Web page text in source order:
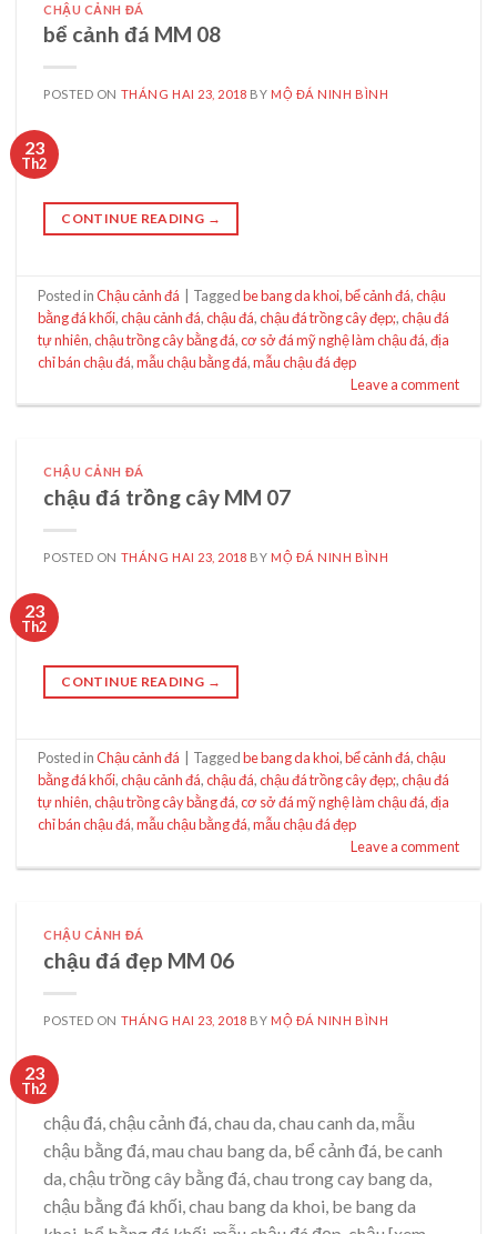
CHẬU CẢNH ĐÁ
bể cảnh đá MM 08
POSTED ON THÁNG HAI 23, 2018 BY MỘ ĐÁ NINH BÌNH
23
Th2
CONTINUE READING →
Posted inChậu cảnh đá Taggedbe bang da khoi,bể cảnh đá,chậu
bằng đá khối,chậu cảnh đá,chậu đá,chậu đá trồng cây đẹp;,chậu đá
tự nhiên,chậu trồng cây bằng đá,cơ sở đá mỹ nghệ làm chậu đá,địa
chỉ bán chậu đá,mẫu chậu bằng đá,mẫu chậu đá đẹp
Leave a comment
CHẬU CẢNH ĐÁ
chậu đá trồng cây MM 07
POSTED ON THÁNG HAI 23, 2018 BY MỘ ĐÁ NINH BÌNH
23
Th2
CONTINUE READING →
Posted inChậu cảnh đá Taggedbe bang da khoi,bể cảnh đá,chậu
bằng đá khối,chậu cảnh đá,chậu đá,chậu đá trồng cây đẹp;,chậu đá
tự nhiên,chậu trồng cây bằng đá,cơ sở đá mỹ nghệ làm chậu đá,địa
chỉ bán chậu đá,mẫu chậu bằng đá,mẫu chậu đá đẹp
Leave a comment
CHẬU CẢNH ĐÁ
chậu đá đẹp MM 06
POSTED ON THÁNG HAI 23, 2018 BY MỘ ĐÁ NINH BÌNH
23
Th2
chậu đá, chậu cảnh đá, chau da, chau canh da, mẫu
chậu bằng đá, mau chau bang da, bể cảnh đá, be canh
da, chậu trồng cây bằng đá, chau trong cay bang da,
chậu bằng đá khối, chau bang da khoi, be bang da